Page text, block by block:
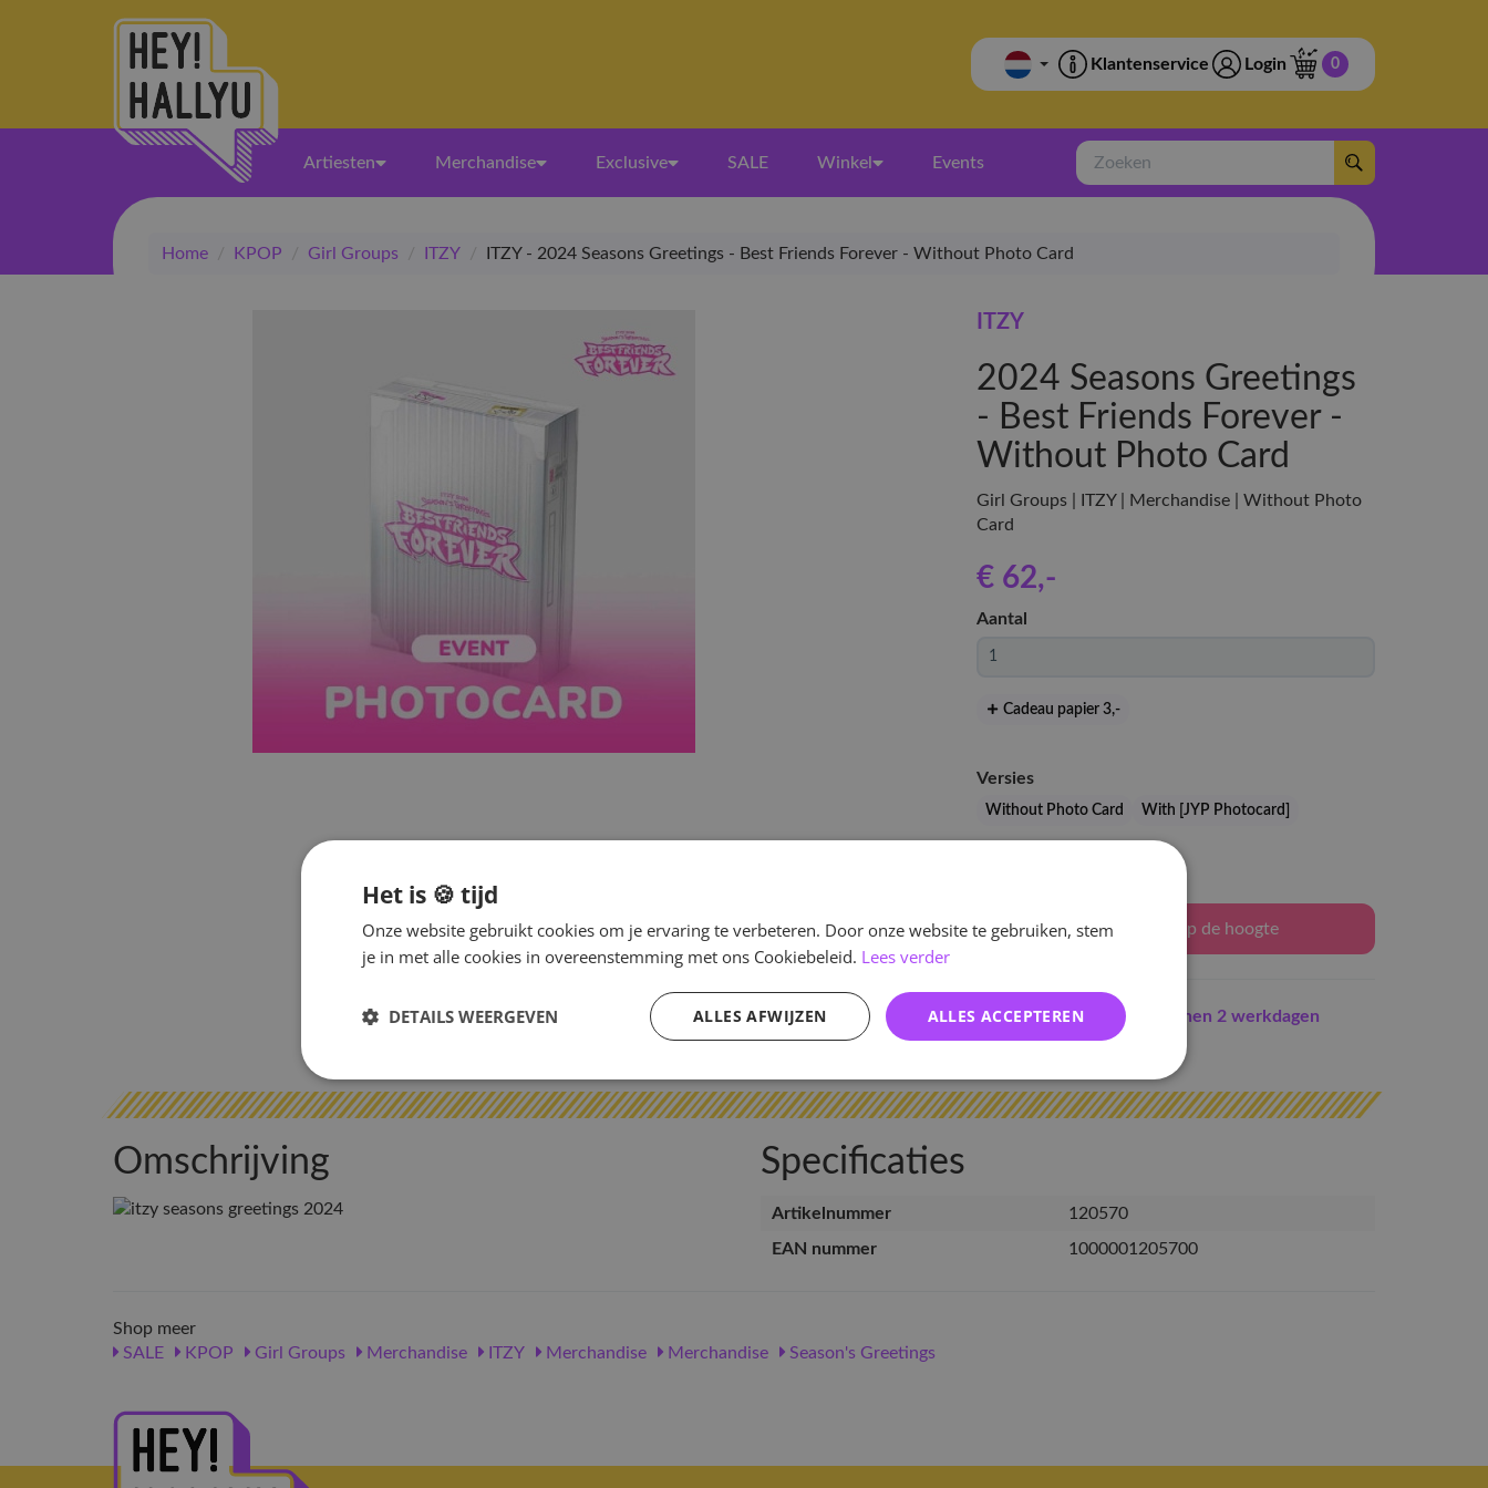
Klantenservice Login 0
Artiesten Merchandise Exclusive SALE Winkel Events
Zoeken
Home / KPOP / Girl Groups / ITZY / ITZY - 2024 Seasons Greetings - Best Friends Forever - Without Photo Card
ITZY
2024 Seasons Greetings
- Best Friends Forever -
Without Photo Card
Girl Groups | ITZY | Merchandise | Without Photo
Card
€ 62,-
Aantal
Cadeau papier 3,-
Versies
Without Photo Card With [JYP Photocard]
Houd mij op de hoogte
Indien op voorraad
binnen 2 werkdagen
verzonden
Omschrijving Specificaties
Artikelnummer
120570
EAN nummer
1000001205700
Shop meer
SALE
KPOP Girl Groups Merchandise ITZY Merchandise Merchandise Season's Greetings
Het is 🍪 tijd
Onze website gebruikt cookies om je ervaring te verbeteren. Door onze website te gebruiken, stem
je in met alle cookies in overeenstemming met ons Cookiebeleid. Lees verder
ALLES ACCEPTEREN
ALLES AFWIJZEN
DETAILS WEERGEVEN